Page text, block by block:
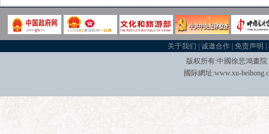
关于我们 |诚邀合作 |免责声明 |
版权所有:中國徐悲鴻畫
國际網址:www.xu-